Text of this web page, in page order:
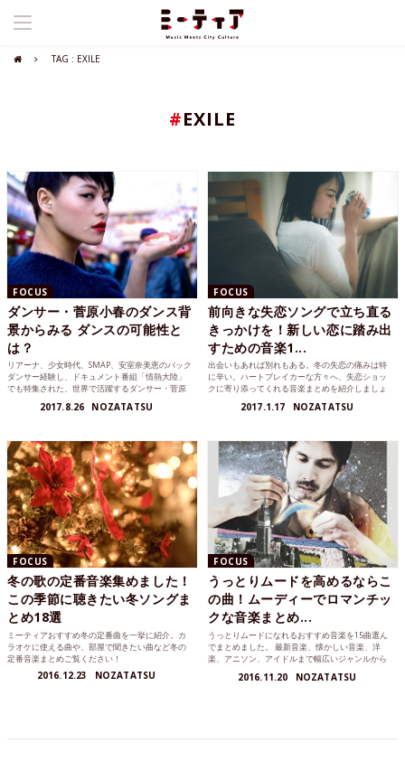
TAG : EXILE
#EXILE
FOCUS
ダンサー・菅原小春のダンス背
景からみる ダンスの可能性と
は？
リアーナ、少女時代、SMAP、安室奈美恵のバック
ダンサー経験し、ドキュメント番組「情熱大陸」
でも特集された、世界で活躍するダンサー・菅原
2017.8.26 NOZATATSU
FOCUS
前向きな失恋ソングで立ち直る
きっかけを！新しい恋に踏み出
すための音楽1...
出会いもあれば別れもある。冬の失恋の痛みは特
に辛い。ハートブレイカーな方々へ、失恋ショッ
クに寄り添ってくれる音楽まとめを紹介しましょ
2017.1.17 NOZATATSU
FOCUS
冬の歌の定番音楽集めました！
この季節に聴きたい冬ソングま
とめ18選
ミーティアおすすめ冬の定番曲を一挙に紹介。カ
ラオケに使える曲や、部屋で聞きたい曲など冬の
定番音楽まとめご覧ください！
2016.12.23 NOZATATSU
FOCUS
うっとりムードを高めるならこ
の曲！ムーディーでロマンチッ
クな音楽まとめ...
うっとりムードになれるおすすめ音楽を15曲選ん
でまとめました。 最新音楽、懐かしい音楽、洋
楽、アニソン、アイドルまで幅広いジャンルから
紹介します。2016.11.20 NOZATATSU